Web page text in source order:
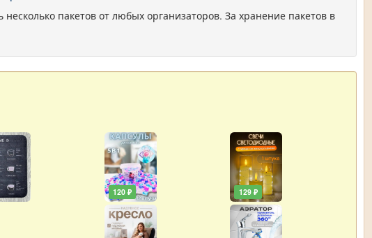
пакетов от любых организаторов. За хранение пакетов в
120 ₽ 129 ₽